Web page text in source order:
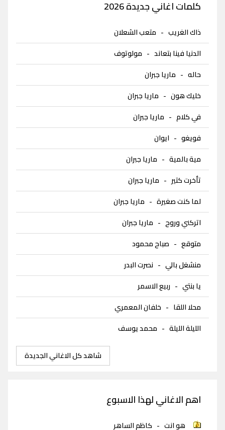
كلمات اغاني جديدة 2026
ذاك الغريب - متعب الشعلان
الدنيا فينا بتعاند - مولوتوف
حاله - ماريا جبران
خليك هون - ماريا جبران
في كلام - ماريا جبران
فويغو - ايوان
مية بالمية - ماريا جبران
تأخرت كتير - ماريا جبران
لما كنت صغيرة - ماريا جبران
اتركني وروح - ماريا جبران
متوقع - صباح محمود
منشغل بالي - نصرت البدر
يا بنتي - ربيع الاسمر
محلا اللقا - خلفان المعمري
الليلة الليلة - محمد يوسف
شاهد كل الاغاني الجديدة
اهم الاغاني لهذا الاسبوع
هو انت - كاظم الساهر